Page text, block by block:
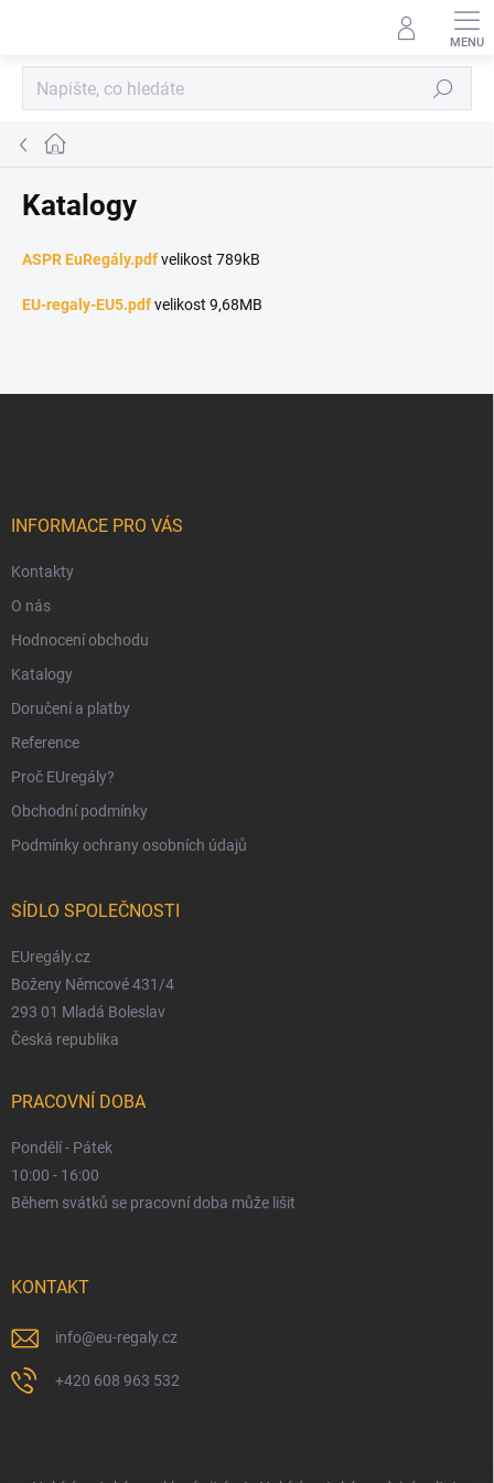
Hledat
Domů
Katalogy
ASPR EuRegály.pdfvelikost 789kB
EU-regaly-EU5.pdfvelikost 9,68MB
INFORMACE PRO VÁS
Kontakty
O nás
Hodnocení obchodu
Katalogy
Doručení a platby
Reference
Proč EUregály?
Obchodní podmínky
Podmínky ochrany osobních údajů
SÍDLO SPOLEČNOSTI
EUregály.cz
Boženy Němcové 431/4
293 01 Mladá Boleslav
Česká republika
PRACOVNÍ DOBA
Pondělí - Pátek
10:00 - 16:00
Během svátků se pracovní doba může lišit
KONTAKT
info@eu-regaly.cz
+420 608 963 532